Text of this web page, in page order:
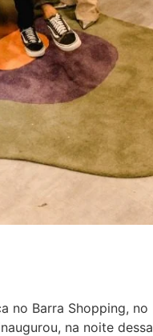
no Barra Shopping, no
na noite dessa